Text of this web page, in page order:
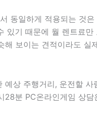
동일하게 적용되는 것
있기 때문에 월 렌트료
보이는 견적이라도 실
상 주행거리, 운전할
분 PC온라인게임 상